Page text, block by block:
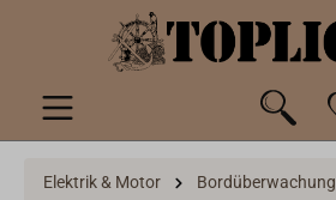
springen
Elektrik & Motor
Bordüberwachung